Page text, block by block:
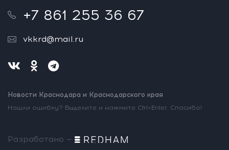
+7 861 255 36 67
vkkrd@mail.ru
Новости Краснодара и Краснодарского края
Нашли ошибку? Выделите и нажмите Ctrl+Enter. Спасибо!
Разработано —